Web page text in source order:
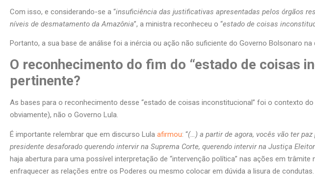
Com isso, e considerando-se a “insuficiência das justificativas apresentadas pelos órgãos
níveis de desmatamento da Amazônia”, a ministra reconheceu o “estado de coisas
Portanto, a sua base de análise foi a inércia ou ação não suficiente do Governo Bolsonaro
O reconhecimento do fim do “estado de coisas
pertinente?
As bases para o reconhecimento desse “estado de coisas inconstitucional” foi o contexto
obviamente), não o Governo Lula.
É importante relembrar que em discurso Lula afirmou: “(…) a partir de agora, vocês vão ter
presidente desaforado querendo intervir na Suprema Corte, querendo intervir na Justiça
haja abertura para uma possível interpretação de “intervenção política” nas ações em trâmite
enfraquecer as relações entre os Poderes ou mesmo colocar em dúvida a lisura de